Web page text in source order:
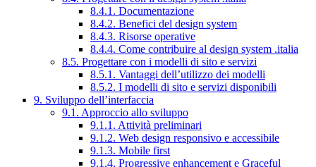
8.4.1. Documentazione
8.4.2. Benefici del design system
8.4.3. Risorse operative
8.4.4. Come contribuire al design system .italia
8.5. Progettare con i modelli di sito e servizi
8.5.1. Vantaggi dell’utilizzo dei modelli
8.5.2. I modelli di sito e servizi disponibili
9. Sviluppo dell’interfaccia
9.1. Approccio allo sviluppo
9.1.1. Attività preliminari
9.1.2. Web design responsivo e accessibile
9.1.3. Mobile first
9.1.4. Progressive enhancement e Graceful